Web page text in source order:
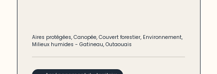
Aires protégées,Canopée,Couvert forestier, Environnement,
Milieux humides -Gatineau,Outaouais